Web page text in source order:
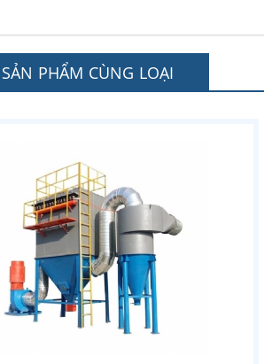
SẢN PHẨM CÙNG LOẠI